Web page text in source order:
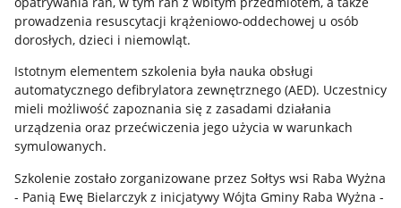
prowadzenia resuscytacji krążeniowo-oddechowej u osób
dorosłych, dzieci i niemowląt.
Istotnym elementem szkolenia była nauka obsługi
automatycznego defibrylatora zewnętrznego (AED). Uczestnicy
mieli możliwość zapoznania się z zasadami działania
urządzenia oraz przećwiczenia jego użycia w warunkach
symulowanych.
Szkolenie zostało zorganizowane przez Sołtys wsi Raba Wyżna
- Panią Ewę Bielarczyk z inicjatywy Wójta Gminy Raba Wyżna -